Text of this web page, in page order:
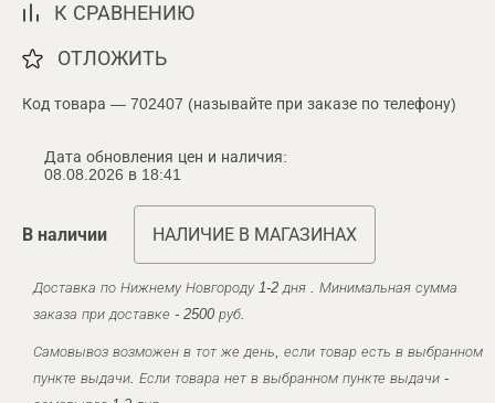
К СРАВНЕНИЮ
ОТЛОЖИТЬ
Код товара — 702407 (называйте при заказе по телефону)
Дата обновления цен и наличия:
08.08.2026 в 18:41
В наличии НАЛИЧИЕ В МАГАЗИНАХ
Доставка по Нижнему Новгороду 1-2 дня . Минимальная сумма
заказа при доставке - 2500 руб.
Самовывоз возможен в тот же день, если товар есть в выбранном
пункте выдачи. Если товара нет в выбранном пункте выдачи -